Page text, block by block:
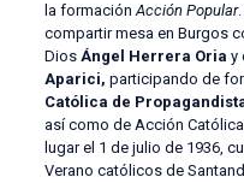
la formaciónAcción Popular
compartir mesa en Burgos
Dios Ángel Herrera Oria y
Aparici, participando de
Católica de
así como de Acción
lugar el 1 de julio de 1936,
Verano católicos de